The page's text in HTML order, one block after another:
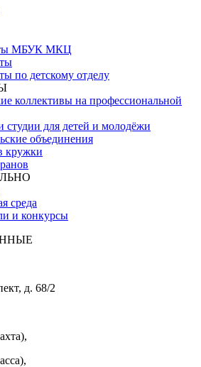
МБУК МКЦ
по детскому отделу
коллективы на профессиональной
студии для детей и молодёжи
объединения
кружки
среда
и конкурсы
д. 68/2